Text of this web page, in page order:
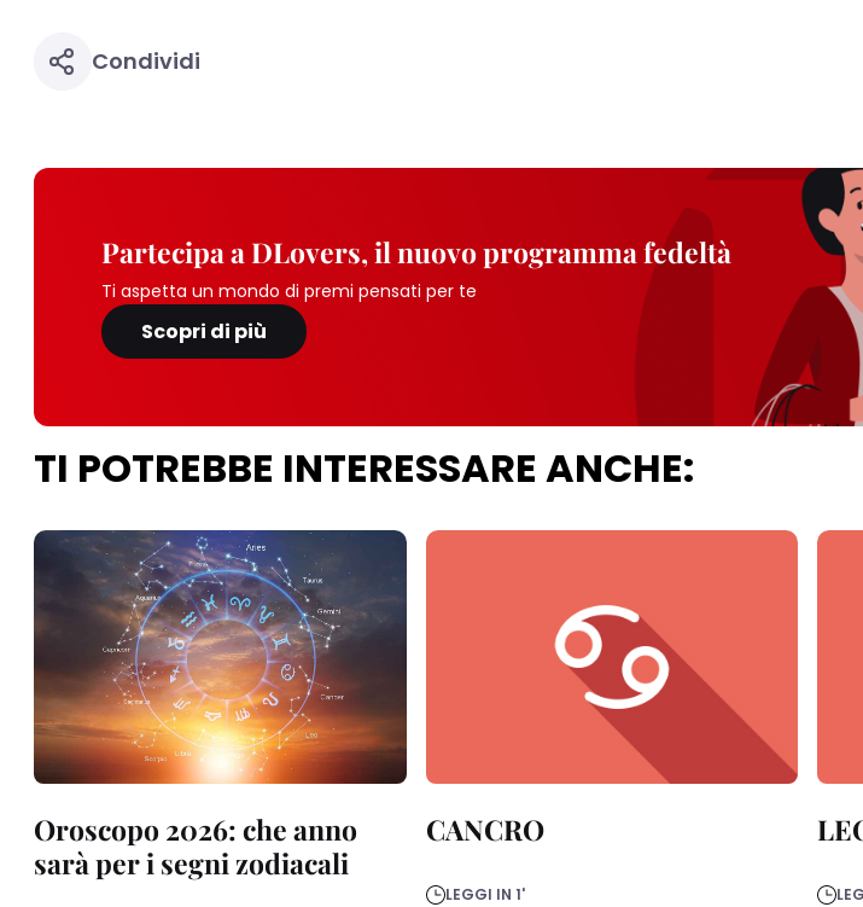
Condividi
Partecipa a DLovers, il nuovo programma fedeltà
Ti aspetta un mondo di premi pensati per te
Scopri di più
TI POTREBBE INTERESSARE ANCHE:
Oroscopo 2026: che anno
sarà per i segni zodiacali
CANCRO
LEGGI IN 1'